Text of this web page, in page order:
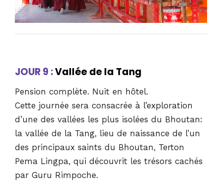
JOUR 9 :Vallée de la Tang
Pension complète. Nuit en hôtel.
Cette journée sera consacrée à l’exploration
d’une des vallées les plus isolées du Bhoutan:
la vallée de la Tang, lieu de naissance de l’un
des principaux saints du Bhoutan, Terton
Pema Lingpa, qui découvrit les trésors cachés
par Guru Rimpoche.